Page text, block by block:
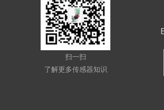
扫一扫
了解更多传感器知识